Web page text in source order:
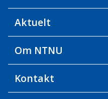
Aktuelt
Om NTNU
Kontakt